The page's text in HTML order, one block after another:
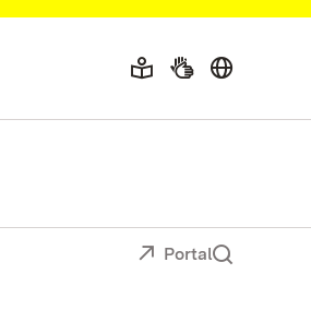
Portal